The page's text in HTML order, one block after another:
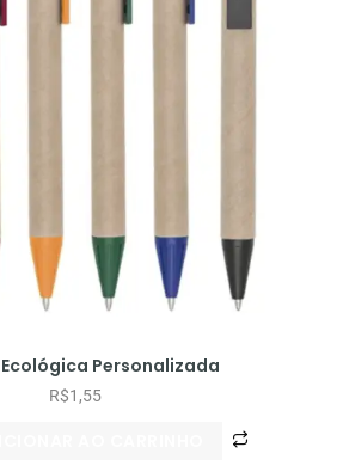
Personalizada
R$1,55